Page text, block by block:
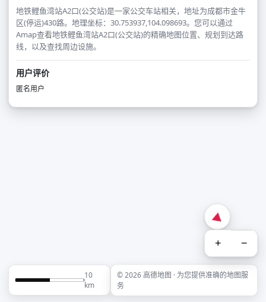
地铁鲤鱼湾站A2口(公交站)是一家公交车站相关，地址为成都市金牛
区(停运)430路。地理坐标：30.753937,104.098693。您可以通过
Amap查看地铁鲤鱼湾站A2口(公交站)的精确地图位置、规划到达路
线，以及查找周边设施。
用户评价
匿名用户
+ −
10
km
© 2026 高德地图 · 为您提供准确的地图服
务